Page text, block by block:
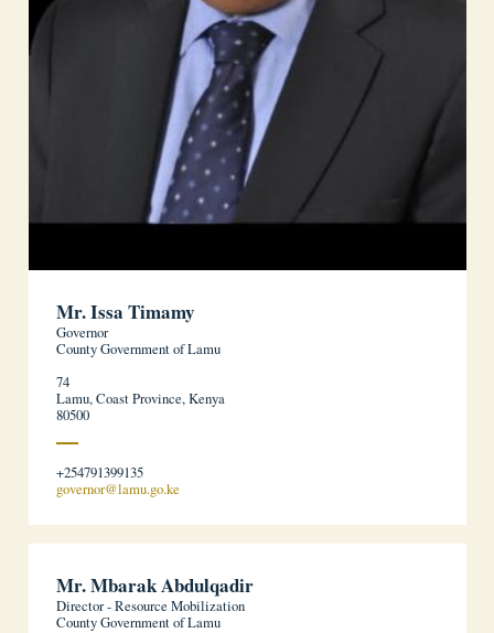
Mr. Issa Timamy
Governor
County Government of Lamu
74
Lamu, Coast Province, Kenya
80500
+254791399135
governor@lamu.go.ke
Mr. Mbarak Abdulqadir
Director - Resource Mobilization
County Government of Lamu